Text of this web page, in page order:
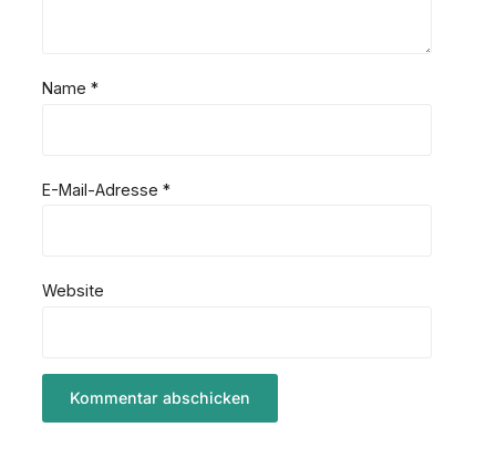
Name *
E-Mail-Adresse *
Website